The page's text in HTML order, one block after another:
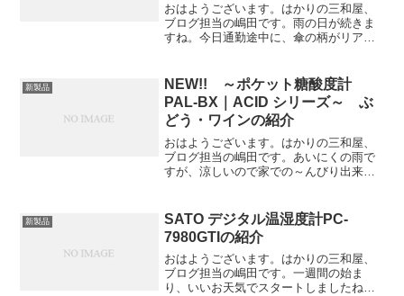
おはようございます。はかりの三和屋、
ブログ担当の嶋田です。雨の日が続きま
すね。今日通勤途中に、傘の柄がリアル
バクもんです。 今日は引き続き、糖酸
度計の紹介をしていきます...
新製品
NEW!! ～ポケット糖酸度計
PAL-BX｜ACID シリーズ～ ぶ
どう・ワインの紹介
おはようございます。はかりの三和屋、
ブログ担当の嶋田です。あいにくの雨で
すが、涼しいので家での～んびり出来そ
は PAL-BX｜ACID 2 ぶどう・ワイン...
新製品
SATO デジタル温湿度計PC-
7980GTIの紹介
おはようございます。はかりの三和屋、
ブログ担当の嶋田です。一週間の始ま
り、いいお天気でスタートしましたね